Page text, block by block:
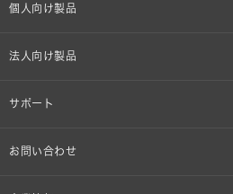
個人向け製品
オンラインストア限定
法人向け製品
設備音響機器
サポート
個人向け製品サポート
お問い合わせ